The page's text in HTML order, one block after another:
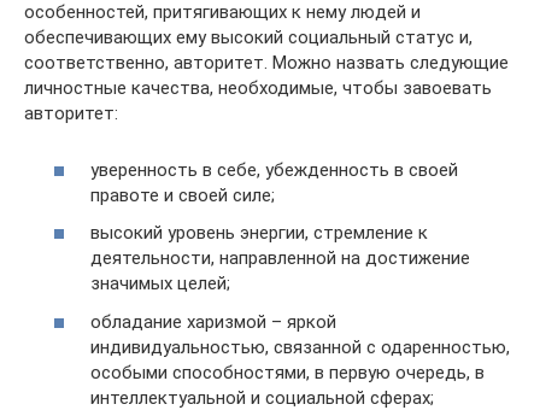
особенностей, притягивающих к нему людей и
обеспечивающих ему высокий социальный статус и,
соответственно, авторитет. Можно назвать следующие
личностные качества, необходимые, чтобы завоевать
авторитет:
уверенность в себе, убежденность в своей
правоте и своей силе;
высокий уровень энергии, стремление к
деятельности, направленной на достижение
значимых целей;
обладание харизмой – яркой
индивидуальностью, связанной с одаренностью,
особыми способностями, в первую очередь, в
интеллектуальной и социальной сферах;